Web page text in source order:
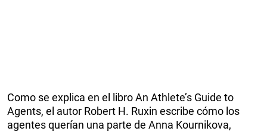
Como se explica en el libro An Athlete’s Guide to
Agents, el autor Robert H. Ruxin escribe cómo los
agentes querían una parte de Anna Kournikova,